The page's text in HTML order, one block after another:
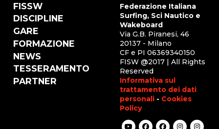
FISSW
DISCIPLINE
GARE
FORMAZIONE
NEWS
TESSERAMENTO
PARTNER
Federazione Italiana
Surfing, Sci Nautico e
Wakeboard
Via G.B. Piranesi, 46
20137 - Milano
CF e PI 06369340150
FISW @2017 | All Rights
Reserved
Informativa sul
trattamento dei dati
personali - Cookies
Policy